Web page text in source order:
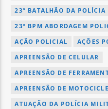
23º BATALHÃO DA POLÍCIA
23º BPM ABORDAGEM
AÇÃO POLICIAL
AÇÕES
APREENSÃO DE CELULAR
APREENSÃO DE
APREENSÃO DE
ATUAÇÃO DA POLÍCIA